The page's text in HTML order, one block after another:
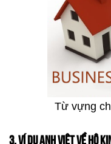
Từ vựng
3. VÍ DỤ ANH VIỆT VỀ HỘ